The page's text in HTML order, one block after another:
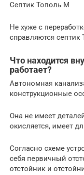
Септик Тополь М
Не хуже с
справляются
Что находится
работает?
Автономная
конструкционные
Она не имеет
окисляется, имеет
Согласно схеме
себя первичный
отстойник и